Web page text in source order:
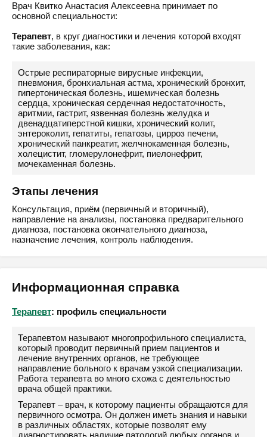
Врач Квитко Анастасия Алексеевна принимает по
основной специальности:
Терапевт, в круг диагностики и лечения которой входят
такие заболевания, как:
Острые респираторные вирусные инфекции,
пневмония, бронхиальная астма, хронический бронхит,
гипертоническая болезнь, ишемическая болезнь
сердца, хроническая сердечная недостаточность,
аритмии, гастрит, язвенная болезнь желудка и
двенадцатиперстной кишки, хронический колит,
энтероколит, гепатиты, гепатозы, цирроз печени,
хронический панкреатит, желчнокаменная болезнь,
холецистит, гломерулонефрит, пиелонефрит,
мочекаменная болезнь.
Этапы лечения
Консультация, приём (первичный и вторичный),
направление на анализы, постановка предварительного
диагноза, постановка окончательного диагноза,
назначение лечения, контроль наблюдения.
Информационная справка
Терапевт: профиль специальности
Терапевтом называют многопрофильного специалиста,
который проводит первичный прием пациентов и
лечение внутренних органов, не требующее
направление больного к врачам узкой специализации.
Работа терапевта во много схожа с деятельностью
врача общей практики.
Терапевт – врач, к которому пациенты обращаются для
первичного осмотра. Он должен иметь знания и навыки
в различных областях, которые позволят ему
диагностировать наличие патологий любых органов и